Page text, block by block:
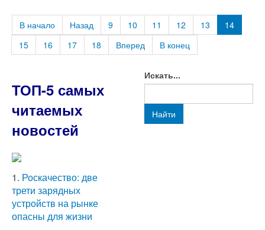
В начало Назад 9 10 11 12 13
14
15
16 17 18 Вперед В конец
ТОП-5 самых
читаемых
новостей
1. Роскачество: две
трети зарядных
устройств на рынке
опасны для жизни
Искать...
Найти